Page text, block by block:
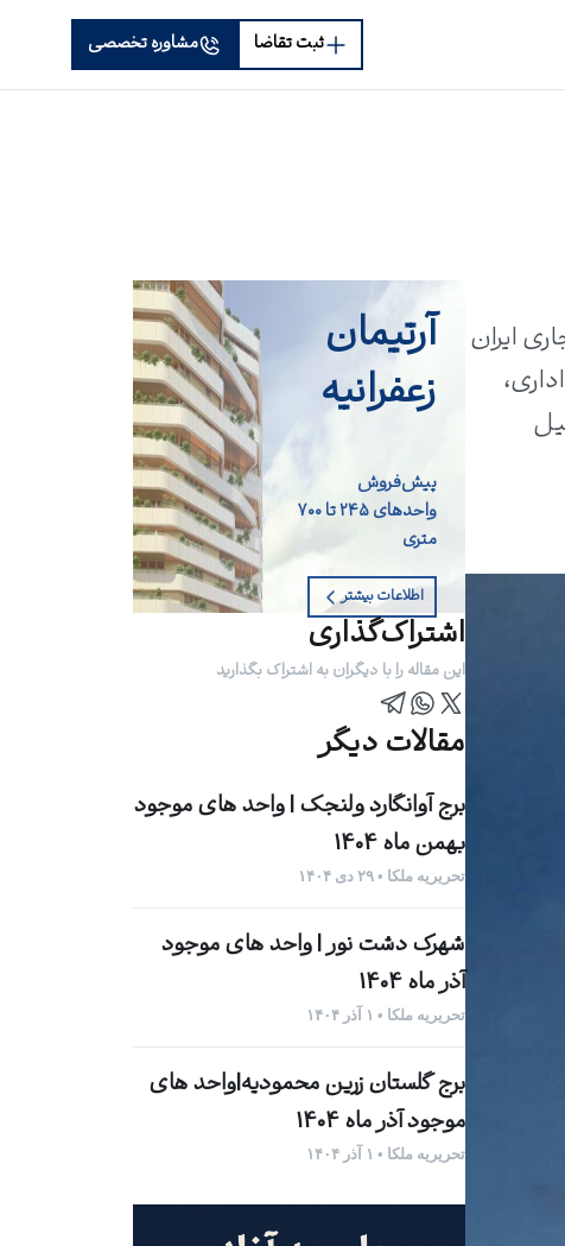
ثبت تقاضا مشاوره تخصصی
ایران
اداری،
آرتیمان
زعفرانیه
پیش‌فروش
واحد‌های ۲۴۵ تا ۷۰۰
متری
اطلاعات بیشتر
اشتراک‌گذاری
این مقاله را با دیگران به اشتراک بگذارید
مقالات دیگر
برج آوانگارد ولنجک | واحد های موجود
بهمن ماه 1404
تحریریه ملکا • ۲۹ دی ۱۴۰۴
شهرک دشت نور | واحد های موجود
آذر ماه 1404
تحریریه ملکا • ۱ آذر ۱۴۰۴
برج گلستان زرین محمودیه|واحد های
موجود آذر ماه 1404
تحریریه ملکا • ۱ آذر ۱۴۰۴